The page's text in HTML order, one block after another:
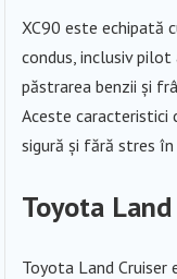
XC90 este echipată
condus, inclusiv
păstrarea benzii și
Aceste caracteristici
sigură și fără stres în
Toyota
Toyota Land